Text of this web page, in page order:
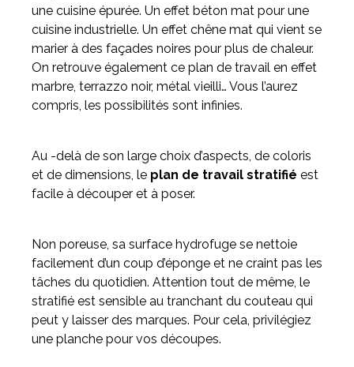
une cuisine épurée. Un effet béton mat pour une
cuisine industrielle. Un effet chêne mat qui vient se
marier à des façades noires pour plus de chaleur.
On retrouve également ce plan de travail en effet
marbre, terrazzo noir, métal vieilli… Vous l’aurez
compris, les possibilités sont infinies.
Au -delà de son large choix d’aspects, de coloris
et de dimensions, le plan de travail stratifié est
facile à découper et à poser.
Non poreuse, sa surface hydrofuge se nettoie
facilement d’un coup d’éponge et ne craint pas les
tâches du quotidien. Attention tout de même, le
stratifié est sensible au tranchant du couteau qui
peut y laisser des marques. Pour cela, privilégiez
une planche pour vos découpes.